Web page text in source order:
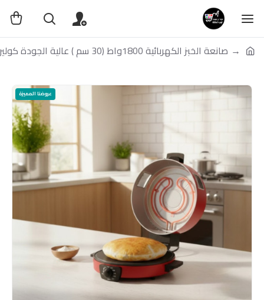
صانعة الخبز الكهربائية 1800واط (30 سم ) عالية الجودة كولين
عروضنا المميزة